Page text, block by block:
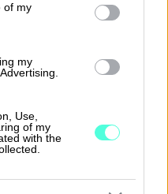
of my
my
Use,
of my
with the
Uudet
käyttää, eikä
käytä aikaa.
yllätti kuitenkin
sujui helposti, ja
aikaa
”En pidä uusista